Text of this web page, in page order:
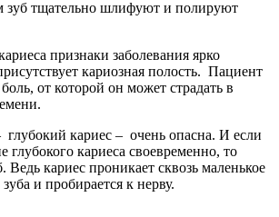
зуб тщательно шлифуют и полируют
признаки заболевания ярко
кариозная полость. Пациент
от которой он может страдать в
глубокий кариес – очень опасна. И если
глубокого кариеса своевременно, то
Ведь кариес проникает сквозь маленькое
и пробирается к нерву.